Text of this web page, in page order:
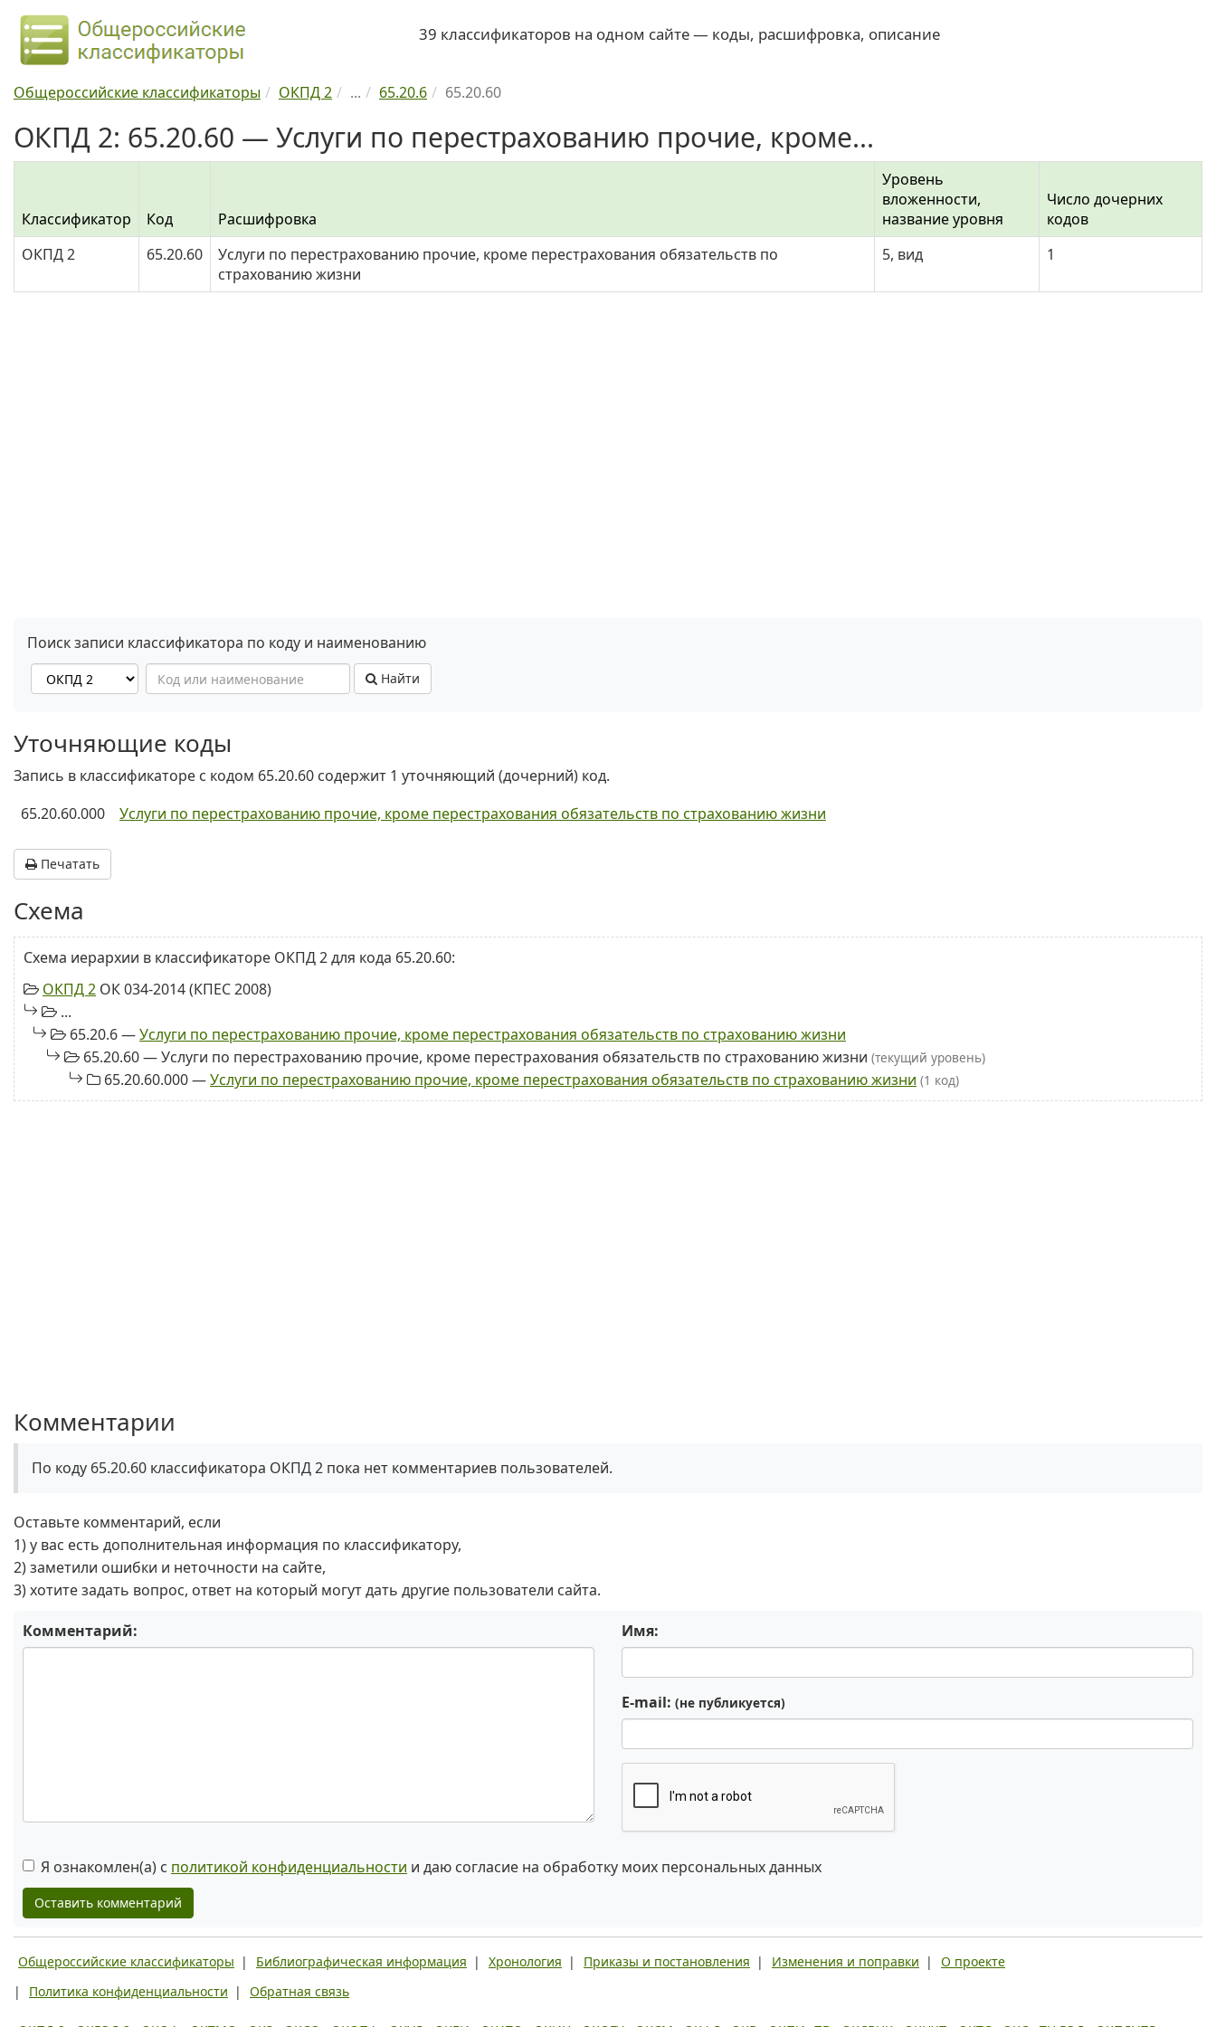
39 классификаторов на одном сайте — коды, расшифровка, описание
Общероссийские классификаторы ОКПД 2 ... 65.20.6 65.20.60
ОКПД 2: 65.20.60 — Услуги по перестрахованию прочие, кроме...
Классификатор Код Расшифровка
Уровень
вложенности,
название уровня
Число дочерних
кодов
ОКПД 2
65.20.60
Услуги по перестрахованию прочие, кроме перестрахования обязательств по
страхованию жизни
5, вид 1
Поиск записи классификатора по коду и наименованию
Найти
Уточняющие коды
Запись в классификаторе с кодом 65.20.60 содержит 1 уточняющий (дочерний) код.
65.20.60.000
Услуги по перестрахованию прочие, кроме перестрахования обязательств по страхованию жизни
Печатать
Схема
Схема иерархии в классификаторе ОКПД 2 для кода 65.20.60:
ОКПД 2 ОК 034-2014 (КПЕС 2008)
...
65.20.6 —Услуги по перестрахованию прочие, кроме перестрахования обязательств по страхованию жизни
65.20.60 — Услуги по перестрахованию прочие, кроме перестрахования обязательств по страхованию жизни (текущий уровень)
65.20.60.000 —Услуги по перестрахованию прочие, кроме перестрахования обязательств по страхованию жизни (1 код)
Комментарии
По коду 65.20.60 классификатора ОКПД 2 пока нет комментариев пользователей.
Оставьте комментарий, если
1) у вас есть дополнительная информация по классификатору,
2) заметили ошибки и неточности на сайте,
3) хотите задать вопрос, ответ на который могут дать другие пользователи сайта.
Комментарий: Имя:
E-mail: (не публикуется)
Я ознакомлен(а) с политикой конфиденциальности и даю согласие на обработку моих персональных данных
Оставить комментарий
Общероссийские классификаторы | Библиографическая информация | Хронология | Приказы и постановления | Изменения и поправки |
О проекте
|
Политика конфиденциальности | Обратная связь